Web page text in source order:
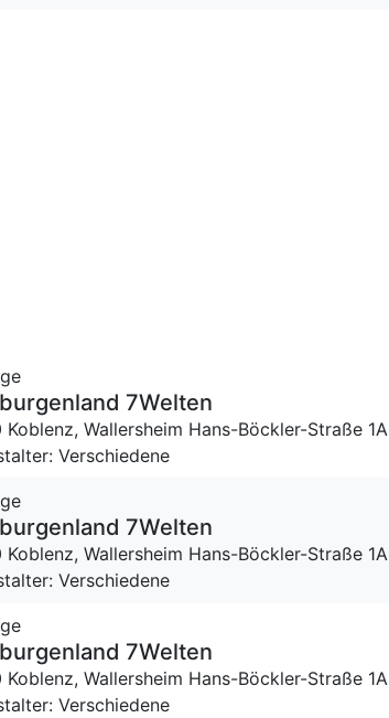
7Welten
Koblenz,Wallersheim Hans-Böckler-Straße 1A
Verschiedene
7Welten
Koblenz,Wallersheim Hans-Böckler-Straße 1A
Verschiedene
7Welten
Koblenz,Wallersheim Hans-Böckler-Straße 1A
Verschiedene